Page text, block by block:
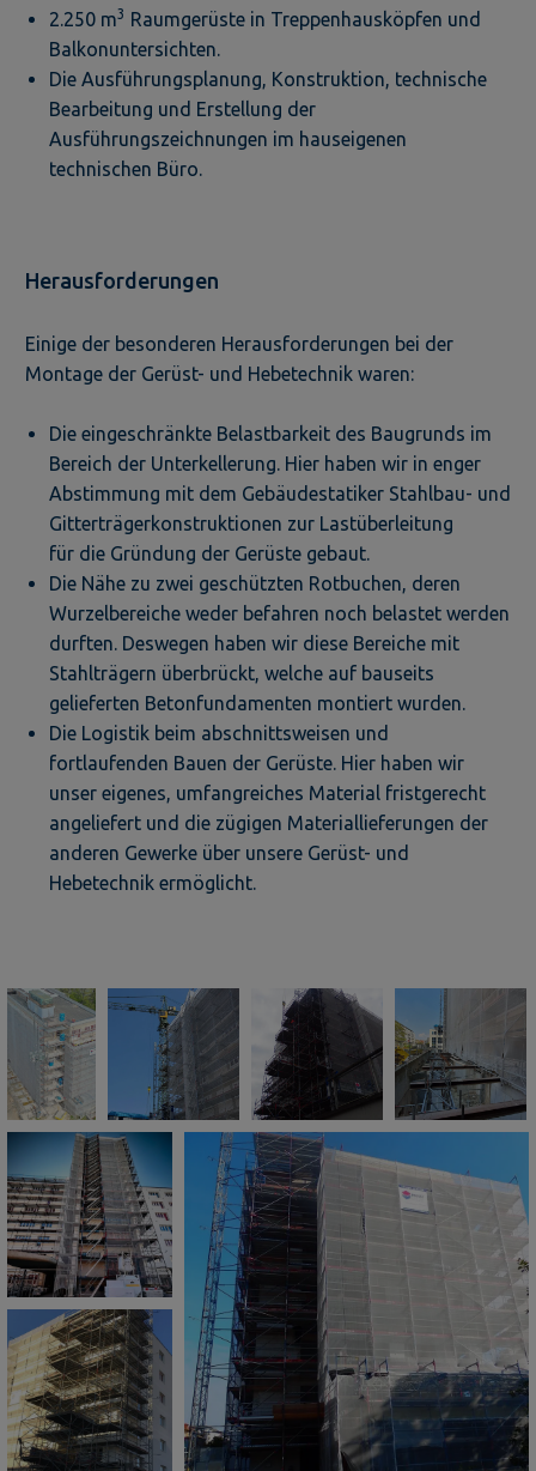
2.250 m3 Raumgerüste in Treppenhausköpfen und
Balkonuntersichten.
Die Ausführungsplanung, Konstruktion, technische
Bearbeitung und Erstellung der
Ausführungszeichnungen im hauseigenen
technischen Büro.
Herausforderungen
Einige der besonderen Herausforderungen bei der
Montage der Gerüst- und Hebetechnik waren:
Die eingeschränkte Belastbarkeit des Baugrunds im
Bereich der Unterkellerung. Hier haben wir in enger
Abstimmung mit dem Gebäudestatiker Stahlbau- und
Gitterträgerkonstruktionen zur Lastüberleitung
für die Gründung der Gerüste gebaut.
Die Nähe zu zwei geschützten Rotbuchen, deren
Wurzelbereiche weder befahren noch belastet werden
durften. Deswegen haben wir diese Bereiche mit
Stahlträgern überbrückt, welche auf bauseits
gelieferten Betonfundamenten montiert wurden.
Die Logistik beim abschnittsweisen und
fortlaufenden Bauen der Gerüste. Hier haben wir
unser eigenes, umfangreiches Material fristgerecht
angeliefert und die zügigen Materiallieferungen der
anderen Gewerke über unsere Gerüst- und
Hebetechnik ermöglicht.